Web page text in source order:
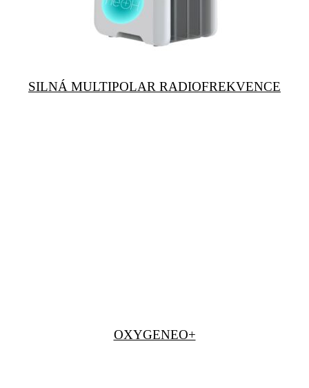
SILNÁ MULTIPOLAR RADIOFREKVENCE
OXYGENEO+